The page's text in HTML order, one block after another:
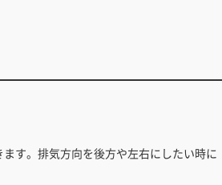
す。排気方向を後方や左右にしたい時に